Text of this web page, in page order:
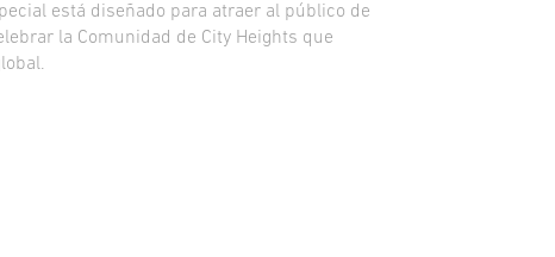
está diseñado para atraer al público de
la Comunidad de City Heights que